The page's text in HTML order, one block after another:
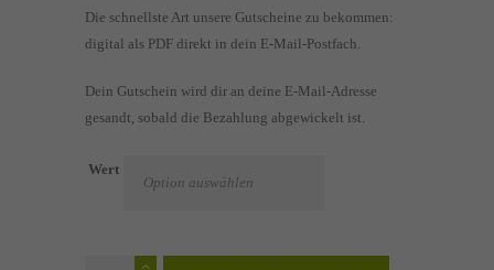
Die schnellste Art unsere Gutscheine zu bekommen:
digital als PDF direkt in dein E-Mail-Postfach.
Dein Gutschein wird dir an deine E-Mail-Adresse
gesandt, sobald die Bezahlung abgewickelt ist.
Wert